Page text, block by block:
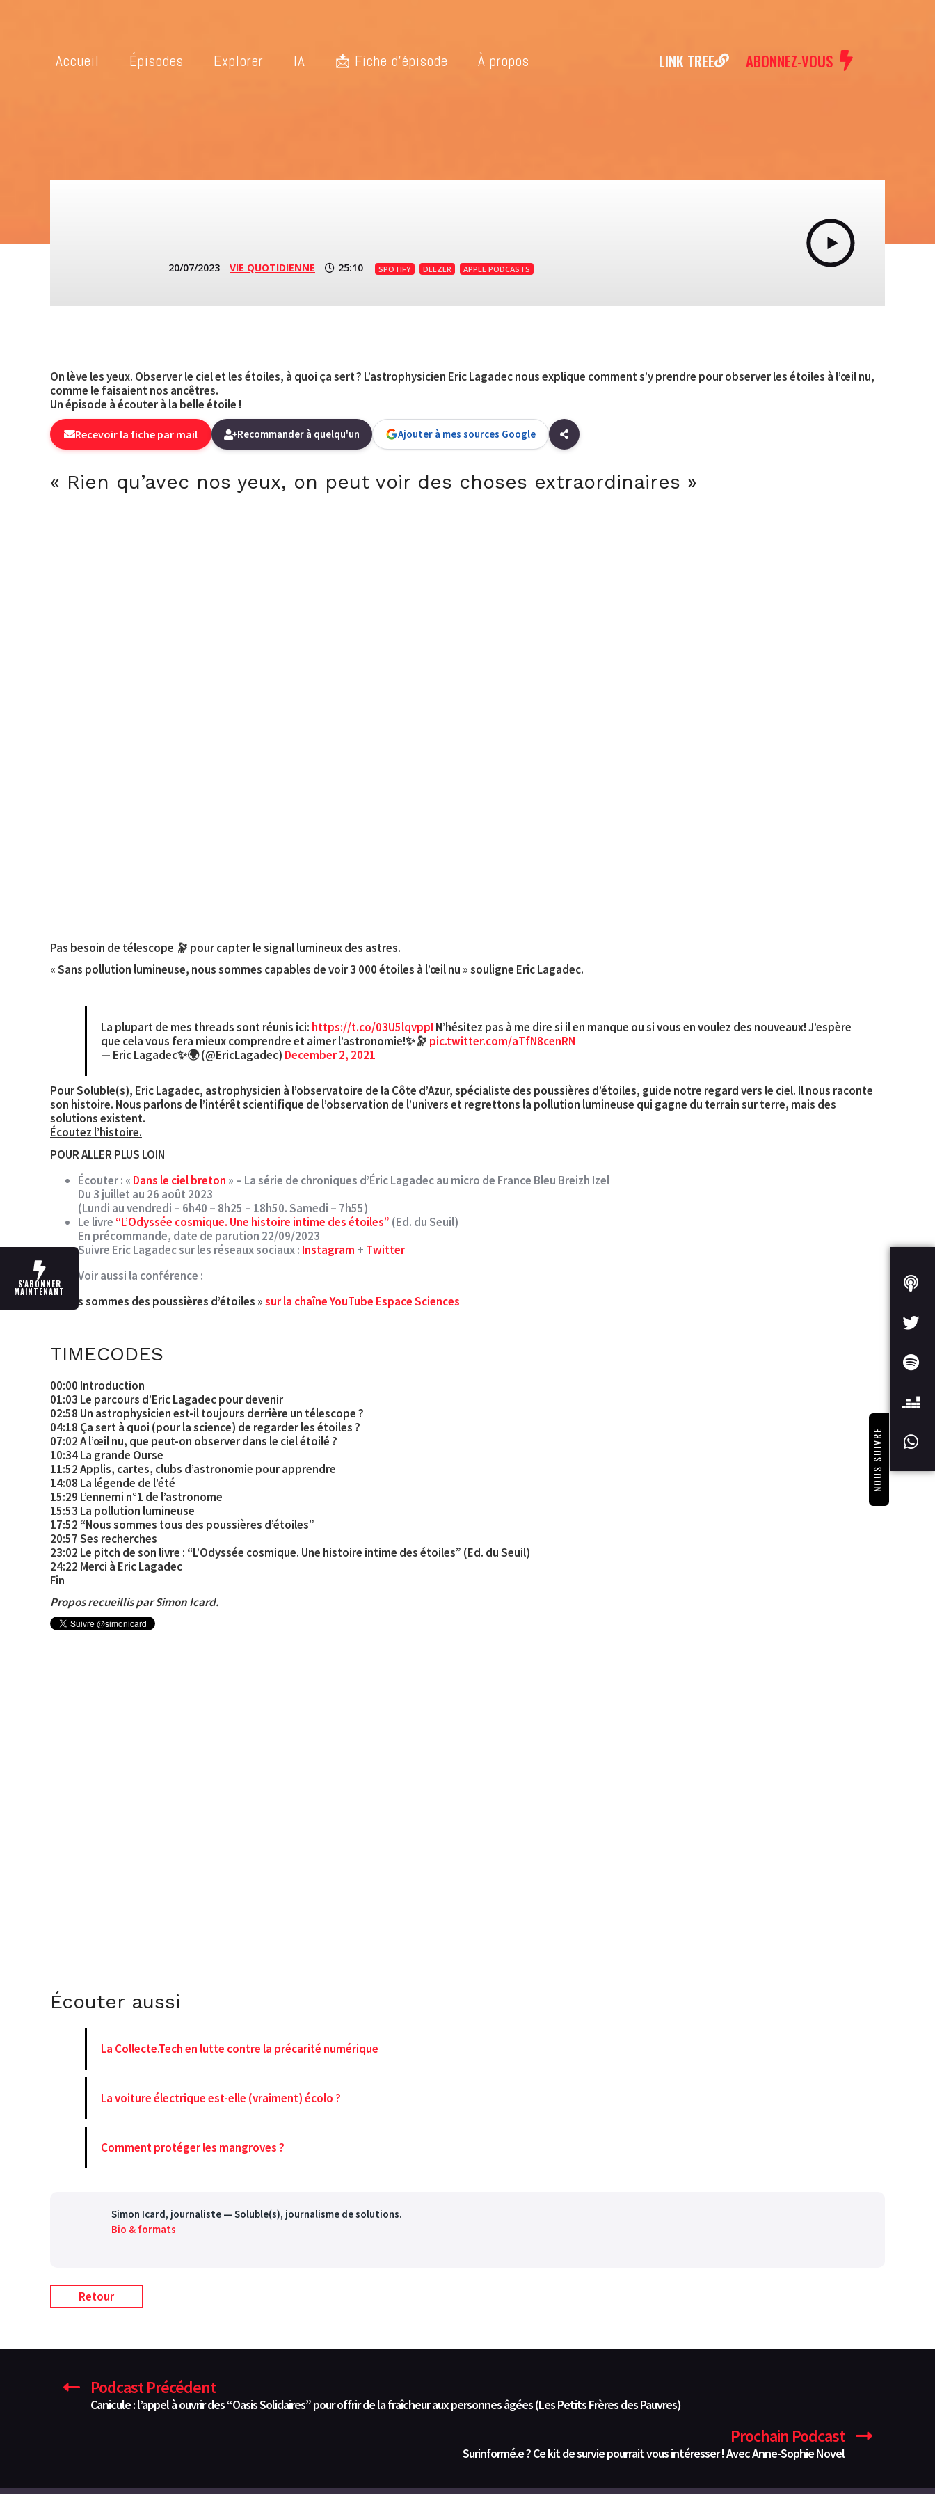
Accueil Épisodes Explorer IA 📩 Fiche d’épisode À propos LINK TREE ABONNEZ-VOUS
NOUS SUIVRE
S'ABONNER
MAINTENANT
20/07/2023 VIE QUOTIDIENNE 25:10 SPOTIFY DEEZER APPLE PODCASTS
On lève les yeux. Observer le ciel et les étoiles, à quoi ça sert ? L’astrophysicien Eric Lagadec nous explique comment s’y prendre pour observer les étoiles à l’œil nu,
comme le faisaient nos ancêtres.
Un épisode à écouter à la belle étoile !
Recevoir la fiche par mail Recommander à quelqu'un Ajouter à mes sources Google
« Rien qu’avec nos yeux, on peut voir des choses extraordinaires »
Pas besoin de télescope 🔭 pour capter le signal lumineux des astres.
« Sans pollution lumineuse, nous sommes capables de voir 3 000 étoiles à l’œil nu » souligne Eric Lagadec.
La plupart de mes threads sont réunis ici: https://t.co/03U5lqvppI N’hésitez pas à me dire si il en manque ou si vous en voulez des nouveaux! J’espère
que cela vous fera mieux comprendre et aimer l’astronomie!✨🔭 pic.twitter.com/aTfN8cenRN
— Eric Lagadec✨🌍 (@EricLagadec) December 2, 2021
Pour Soluble(s), Eric Lagadec, astrophysicien à l’observatoire de la Côte d’Azur, spécialiste des poussières d’étoiles, guide notre regard vers le ciel. Il nous raconte
son histoire. Nous parlons de l’intérêt scientifique de l’observation de l’univers et regrettons la pollution lumineuse qui gagne du terrain sur terre, mais des
solutions existent.
Écoutez l’histoire.
POUR ALLER PLUS LOIN
Écouter : « Dans le ciel breton » – La série de chroniques d’Éric Lagadec au micro de France Bleu Breizh Izel
Du 3 juillet au 26 août 2023
(Lundi au vendredi – 6h40 – 8h25 – 18h50. Samedi – 7h55)
Le livre “L’Odyssée cosmique. Une histoire intime des étoiles” (Ed. du Seuil)
En précommande, date de parution 22/09/2023
Suivre Eric Lagadec sur les réseaux sociaux : Instagram + Twitter
Voir aussi la conférence :
« Nous sommes des poussières d’étoiles »sur la chaîne YouTube Espace Sciences
TIMECODES
00:00 Introduction
01:03 Le parcours d’Eric Lagadec pour devenir
02:58 Un astrophysicien est-il toujours derrière un télescope ?
04:18 Ça sert à quoi (pour la science) de regarder les étoiles ?
07:02 A l’œil nu, que peut-on observer dans le ciel étoilé ?
10:34 La grande Ourse
11:52 Applis, cartes, clubs d’astronomie pour apprendre
14:08 La légende de l’été
15:29 L’ennemi n°1 de l’astronome
15:53 La pollution lumineuse
17:52 “Nous sommes tous des poussières d’étoiles”
20:57 Ses recherches
23:02 Le pitch de son livre : “L’Odyssée cosmique. Une histoire intime des étoiles” (Ed. du Seuil)
24:22 Merci à Eric Lagadec
Fin
Propos recueillis par Simon Icard.
Écouter aussi
La Collecte.Tech en lutte contre la précarité numérique
La voiture électrique est-elle (vraiment) écolo ?
Comment protéger les mangroves ?
Simon Icard, journaliste — Soluble(s), journalisme de solutions.
Bio & formats
Retour
Podcast Précédent
Canicule : l’appel à ouvrir des “Oasis Solidaires” pour offrir de la fraîcheur aux personnes âgées (Les Petits Frères des Pauvres)
Prochain Podcast
Surinformé.e ? Ce kit de survie pourrait vous intéresser ! Avec Anne-Sophie Novel